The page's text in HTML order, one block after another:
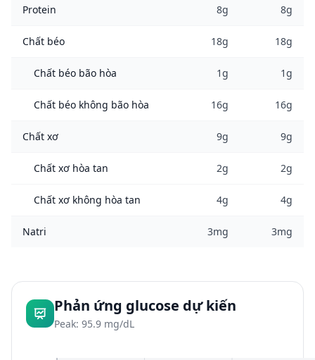
Protein 8g 8g
Chất béo 18g 18g
Chất béo bão hòa 1g 1g
Chất béo không bão hòa 16g 16g
Chất xơ 9g 9g
Chất xơ hòa tan 2g 2g
Chất xơ không hòa tan 4g 4g
Natri 3mg 3mg
Phản ứng glucose dự kiến
Peak: 95.9 mg/dL